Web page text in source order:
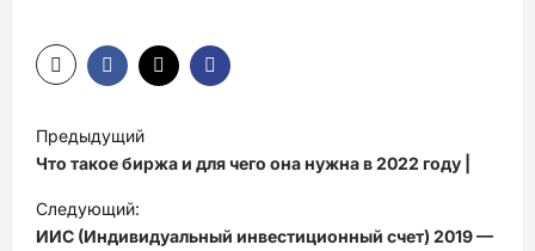
а
в
и
Предыдущий
Что такое биржа и для чего она нужна в 2022 году |
Следующий:
ИИС (Индивидуальный инвестиционный счет) 2019 —